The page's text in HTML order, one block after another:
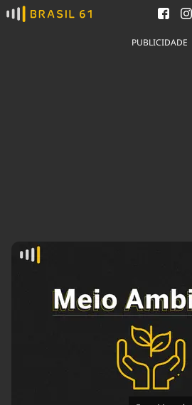
Ver todas as notícias
Agronegócios
Brasil Mineral
Tecnologia
Economia
Educação
Infraestrutura
Internacional
PUBLICIDADE